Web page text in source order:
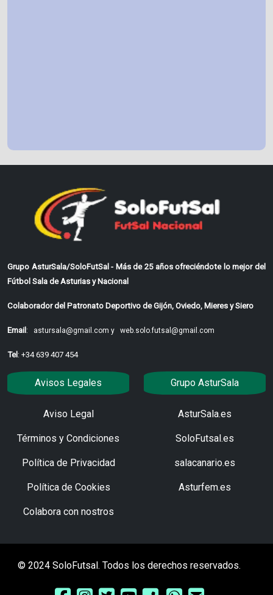
Grupo AsturSala/SoloFutSal - Más de 25 años ofreciéndote lo mejor del
Fútbol Sala de Asturias y Nacional
Colaborador del Patronato Deportivo de Gijón, Oviedo, Mieres y Siero
Email: astursala@gmail.com y web.solo.futsal@gmail.com
Tel: +34 639 407 454
Avisos Legales
Aviso Legal
Términos y Condiciones
Política de Privacidad
Política de Cookies
Colabora con nostros
Grupo AsturSala
AsturSala.es
SoloFutsal.es
salacanario.es
Asturfem.es
© 2024 SoloFutsal. Todos los derechos reservados.